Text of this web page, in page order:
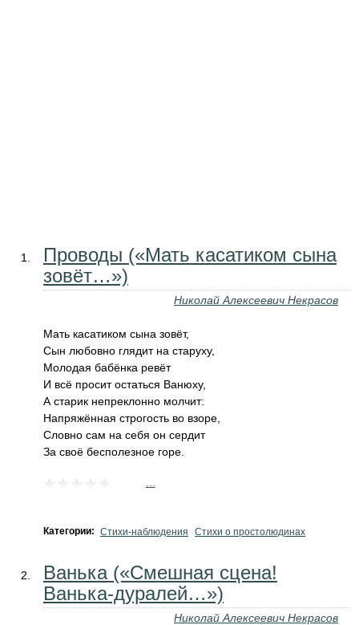
Проводы («Мать касатиком сына
зовёт…»)
Николай Алексеевич Некрасов
Мать касатиком сына зовёт,
Сын любовно глядит на старуху,
Молодая бабёнка ревёт
И всё просит остаться Ванюху,
А старик непреклонно молчит:
Напряжённая строгость во взоре,
Словно сам на себя он сердит
За своё бесполезное горе.
Категории: Стихи-наблюдения Стихи о простолюдинах
Ванька («Смешная сцена!
Ванька-дуралей…»)
Николай Алексеевич Некрасов